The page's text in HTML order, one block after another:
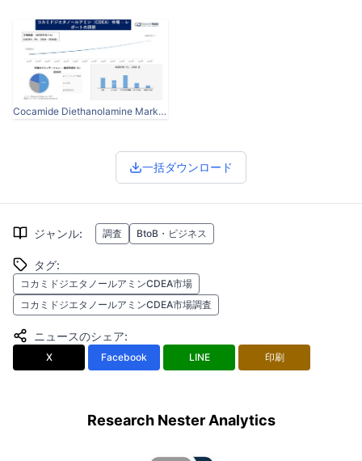
Cocamide Diethanolamine Market.jpg
一括ダウンロード
ジャンル: 調査 BtoB・ビジネス
タグ:
コカミドジエタノールアミンCDEA市場
コカミドジエタノールアミンCDEA市場調査
ニュースのシェア:
X Facebook LINE 印刷
Research Nester Analytics